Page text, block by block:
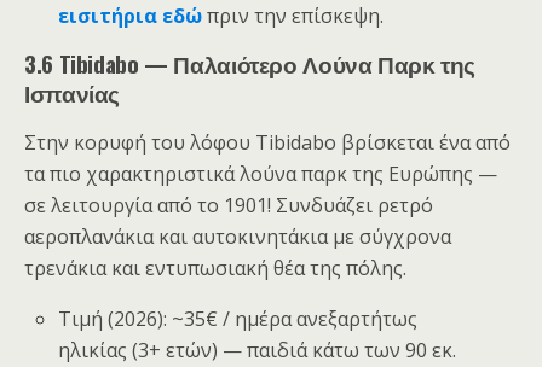
εισιτήρια εδώπριν την επίσκεψη.
3.6 Tibidabo — Παλαιότερο Λούνα Παρκ της
Ισπανίας
Στην κορυφή του λόφου Tibidabo βρίσκεται ένα από
τα πιο χαρακτηριστικά λούνα παρκ της Ευρώπης —
σε λειτουργία από το 1901! Συνδυάζει ρετρό
αεροπλανάκια και αυτοκινητάκια με σύγχρονα
τρενάκια και εντυπωσιακή θέα της πόλης.
Τιμή (2026): ~35€ / ημέρα ανεξαρτήτως
ηλικίας (3+ ετών) — παιδιά κάτω των 90 εκ.